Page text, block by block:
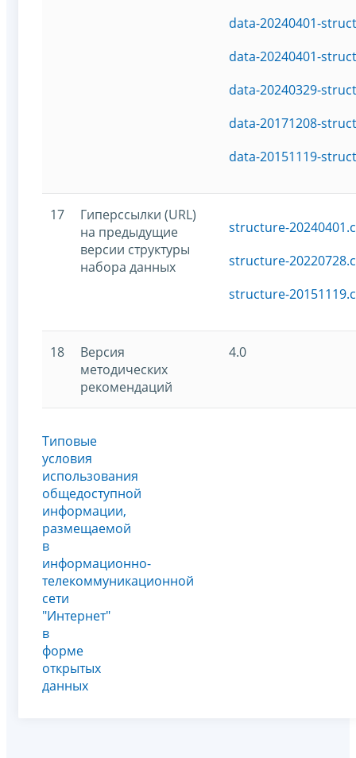
data-20240401-
data-20240401-
data-20240329-
data-20171208-
data-20151119-
17
Гиперссылки (URL)
на предыдущие
версии структуры
набора данных
structure-
structure-
structure-
18
Версия
методических
рекомендаций
4.0
Типовые
условия
использования
общедоступной
информации,
размещаемой
в
информационно-
телекоммуникационной
сети
"Интернет"
в
форме
открытых
данных